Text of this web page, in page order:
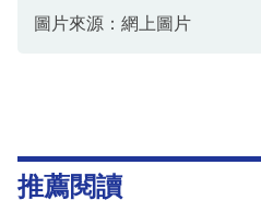
圖片來源：網上圖片
推薦閱讀